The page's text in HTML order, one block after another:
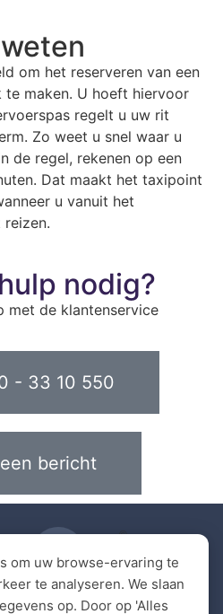
om uw browse-ervaring te
te analyseren. We slaan
op. Door op 'Alles
om het reserveren van een
maken. U hoeft hiervoor
regelt u uw rit
Zo weet u snel waar u
de regel, rekenen op een
Dat maakt het taxipoint
u vanuit het
reizen.
nodig?
met de klantenservice
- 33 10 550
bericht
©
|design
en
realisatie